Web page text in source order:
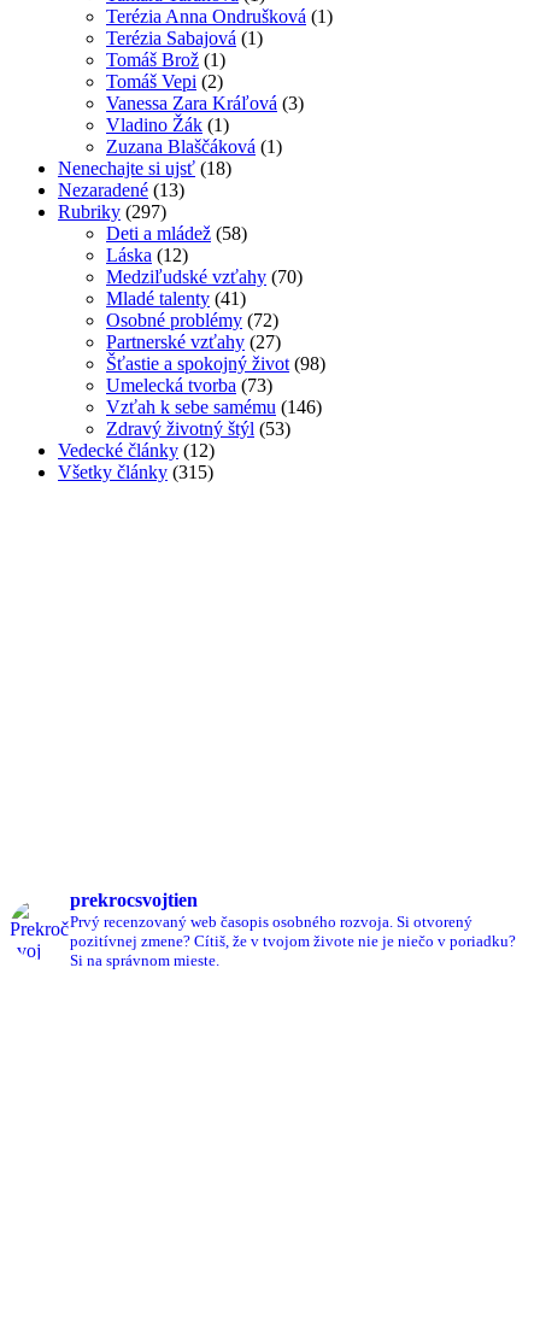
Terézia Anna Ondrušková (1)
Terézia Sabajová (1)
Tomáš Brož (1)
Tomáš Vepi (2)
Vanessa Zara Kráľová (3)
Vladino Žák (1)
Zuzana Blaščáková (1)
Nenechajte si ujsť (18)
Nezaradené (13)
Rubriky (297)
Deti a mládež (58)
Láska (12)
Medziľudské vzťahy (70)
Mladé talenty (41)
Osobné problémy (72)
Partnerské vzťahy (27)
Šťastie a spokojný život (98)
Umelecká tvorba (73)
Vzťah k sebe samému (146)
Zdravý životný štýl (53)
Vedecké články (12)
Všetky články (315)
prekrocsvojtien
Prvý recenzovaný web časopis osobného rozvoja. Si otvorený
pozitívnej zmene? Cítiš, že v tvojom živote nie je niečo v poriadku?
Si na správnom mieste.